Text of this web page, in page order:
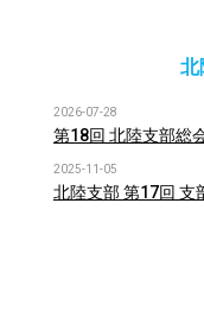
北
2026-07-28
第18回 北陸支部総
2025-11-05
北陸支部 第17回 支